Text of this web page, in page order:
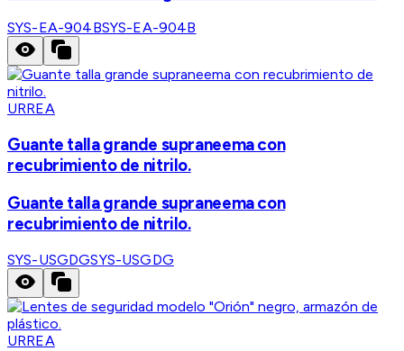
SYS-EA-904BSYS-EA-904B
URREA
Guante talla grande supraneema con
recubrimiento de nitrilo.
Guante talla grande supraneema con
recubrimiento de nitrilo.
SYS-USGDGSYS-USGDG
URREA